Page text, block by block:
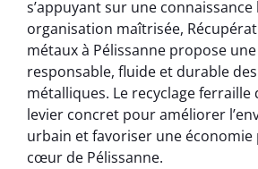
s’appuyant sur une
organisation maîtrisée,
métaux à Pélissanne propose
responsable, fluide et durable
métalliques. Le recyclage ferraille
levier concret pour améliorer
urbain et favoriser une économie
cœur de Pélissanne.